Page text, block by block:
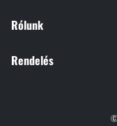
Rólunk
Rendelés
©